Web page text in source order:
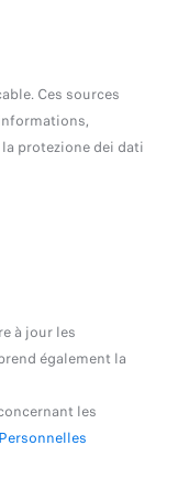
Ces sources
protezione dei dati
à jour les
également la
les